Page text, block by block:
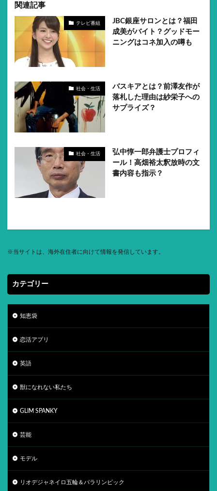
関連記事
テレビ番組
JBC銀座サロンとは？福田
成美がバイト？グッドモー
ニングはコネ加入の噂も
社会・生活
バスキアとは？前澤友作が
落札した理由は紗栄子への
サプライズ？
社会・生活
弘中惇一郎弁護士プロフィ
ール！高畑裕太釈放時の文
書内容も指示？
※当サイトは、海外在住者に向けて情報を発信しています。
カテゴリー
知恵袋
恋活アプリ
英語
獣になれない私たち
GLIM SPANKY
芸能
モデル
リオデジャネイロ五輪＆パラリンピック